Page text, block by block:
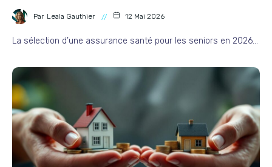
Par Leala Gauthier 12 Mai 2026
La sélection d’une assurance santé pour les seniors en 2026…